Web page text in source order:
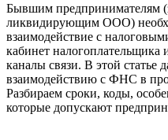
Бывшим
ликвидирующим ООО)
взаимодействие с
кабинет
каналы связи. В этой статье
взаимодействию с ФНС в
Разбираем сроки, коды,
которые допускают